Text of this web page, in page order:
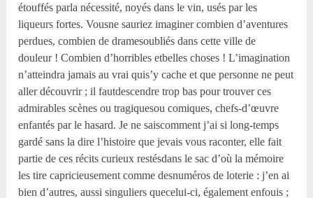
étouffés parla nécessité, noyés dans le vin, usés par les
liqueurs fortes. Vousne sauriez imaginer combien d’aventures
perdues, combien de dramesoubliés dans cette ville de
douleur ! Combien d’horribles etbelles choses ! L’imagination
n’atteindra jamais au vrai quis’y cache et que personne ne peut
aller découvrir ; il fautdescendre trop bas pour trouver ces
admirables scènes ou tragiquesou comiques, chefs-d’œuvre
enfantés par le hasard. Je ne saiscomment j’ai si long-temps
gardé sans la dire l’histoire que jevais vous raconter, elle fait
partie de ces récits curieux restésdans le sac d’où la mémoire
les tire capricieusement comme desnuméros de loterie : j’en ai
bien d’autres, aussi singuliers quecelui-ci, également enfouis ;